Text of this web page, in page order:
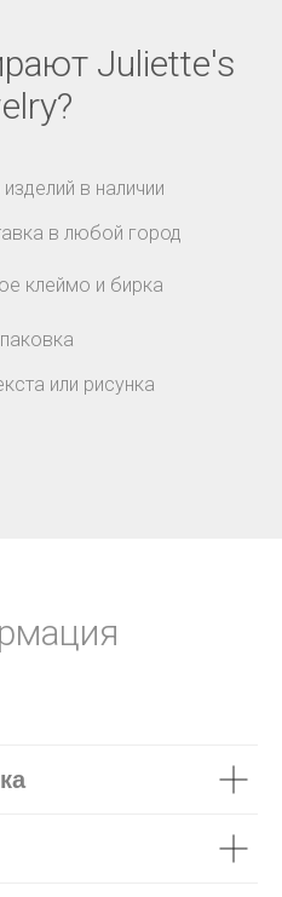
Juliette's
в наличии
в любой город
или рисунка
клеймо и бирка